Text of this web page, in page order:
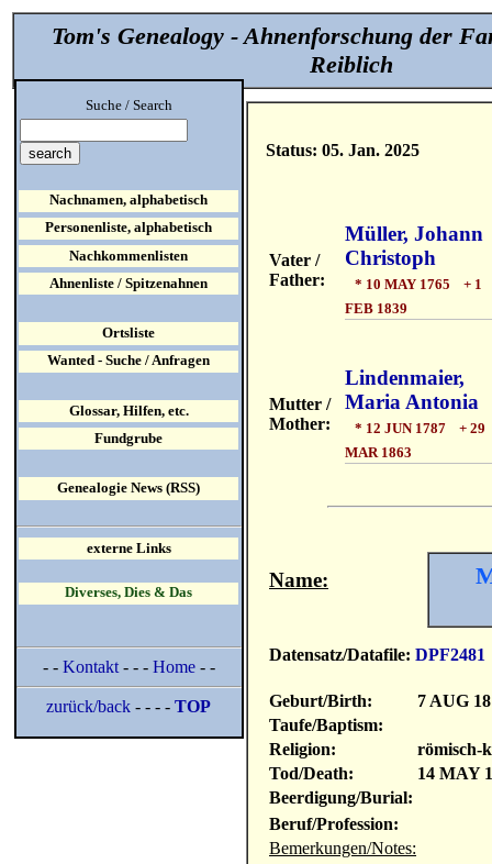
Tom's Genealogy - Ahnenforschung der
Reiblich
Status: 05. Jan. 2025
Vater /
Father:
Müller, Johann
Christoph
* 10 MAY 1765 + 1
FEB 1839
Mutter /
Mother:
Lindenmaier,
Maria Antonia
* 12 JUN 1787 + 29
MAR 1863
Name:
Datensatz/Datafile: DPF2481
Geburt/Birth:
7 AUG
Taufe/Baptism:
Religion:
römisch-
Tod/Death:
14 MAY
Beerdigung/Burial:
Beruf/Profession:
Bemerkungen/Notes:
Suche / Search
Nachnamen, alphabetisch
Personenliste, alphabetisch
Nachkommenlisten
Ahnenliste / Spitzenahnen
Ortsliste
Wanted - Suche / Anfragen
Glossar, Hilfen, etc.
Fundgrube
Genealogie News (RSS)
externe Links
Diverses, Dies & Das
- - Kontakt- - - Home- -
zurück/back - - - -TOP